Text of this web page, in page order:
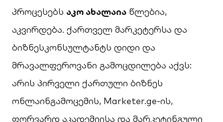
პროცესებს აკო ახალაია წლებია,
აკვირდება. ქართველ მარკეტერსა და
ბიზნესკონსულტანტს დიდი და
მრავალფეროვანი გამოცდილება აქვს:
არის პირველი ქართული ბიზნეს
ონლაინგამოცემის, Marketer.ge-ის,
ფორვარდ აკადემიისა და მარკეტინგული